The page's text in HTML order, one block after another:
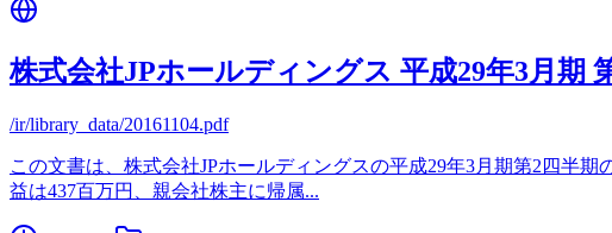
株式会社JPホールディングス 平成29年3月期
/ir/library_data/20161104.pdf
この文書は、株式会社JPホールディングスの平成29年3月期第2四半
益は437百万円、親会社株主に帰属...